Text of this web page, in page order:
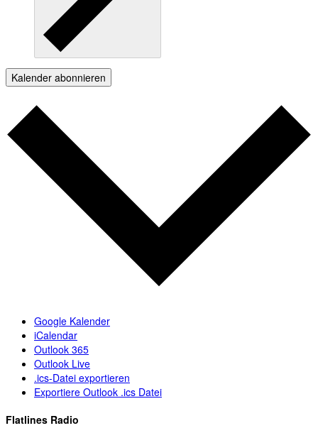
Kalender abonnieren
Google Kalender
iCalendar
Outlook 365
Outlook Live
.ics-Datei exportieren
Exportiere Outlook .ics Datei
Flatlines Radio